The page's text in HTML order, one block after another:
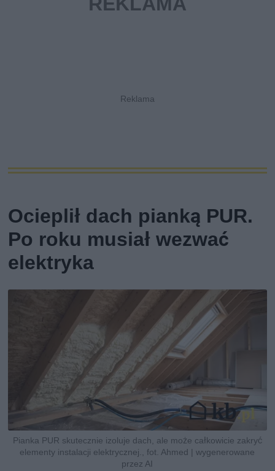
Ocieplił dach pianką PUR.
Po roku musiał wezwać
elektryka
Pianka PUR skutecznie izoluje dach, ale może całkowicie zakryć
elementy instalacji elektrycznej., fot. Ahmed | wygenerowane
przez AI